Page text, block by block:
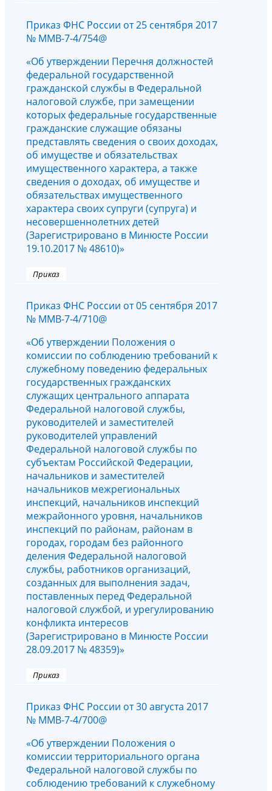
Приказ ФНС России от 25 сентября 2017
№ ММВ-7-4/754@
«Об утверждении Перечня должностей
федеральной государственной
гражданской службы в Федеральной
налоговой службе, при замещении
которых федеральные государственные
гражданские служащие обязаны
представлять сведения о своих доходах,
об имуществе и обязательствах
имущественного характера, а также
сведения о доходах, об имуществе и
обязательствах имущественного
характера своих супруги (супруга) и
несовершеннолетних детей
(Зарегистрировано в Минюсте России
19.10.2017 № 48610)»
Приказ
Приказ ФНС России от 05 сентября 2017
№ ММВ-7-4/710@
«Об утверждении Положения о
комиссии по соблюдению требований к
служебному поведению федеральных
государственных гражданских
служащих центрального аппарата
Федеральной налоговой службы,
руководителей и заместителей
руководителей управлений
Федеральной налоговой службы по
субъектам Российской Федерации,
начальников и заместителей
начальников межрегиональных
инспекций, начальников инспекций
межрайонного уровня, начальников
инспекций по районам, районам в
городах, городам без районного
деления Федеральной налоговой
службы, работников организаций,
созданных для выполнения задач,
поставленных перед Федеральной
налоговой службой, и урегулированию
конфликта интересов
(Зарегистрировано в Минюсте России
28.09.2017 № 48359)»
Приказ
Приказ ФНС России от 30 августа 2017
№ ММВ-7-4/700@
«Об утверждении Положения о
комиссии территориального органа
Федеральной налоговой службы по
соблюдению требований к служебному